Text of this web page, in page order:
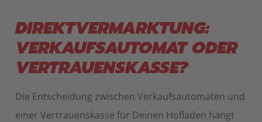
DIREKTVERMARKTUNG:
VERKAUFSAUTOMAT ODER
VERTRAUENSKASSE?
Die Entscheidung zwischen Verkaufsautomaten und
einer Vertrauenskasse für Deinen Hofladen hängt